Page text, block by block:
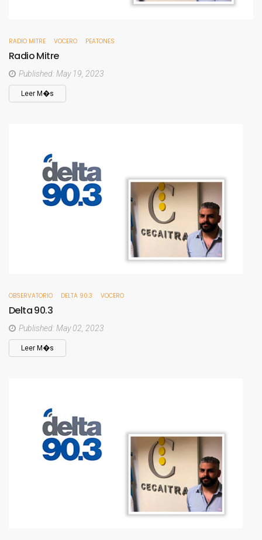
RADIO MITRE VOCERO PEATONES
RadioMitre
Published: May 19, 2023
Leer M�s
OBSERVATORIO DELTA 90.3 VOCERO
Delta90.3
Published: May 02, 2023
Leer M�s